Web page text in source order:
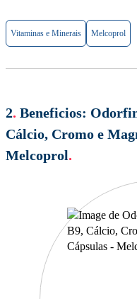
Vitaminas e Minerais Melcoprol
2. Beneficios:
Cálcio, Cromo e
Melcoprol.